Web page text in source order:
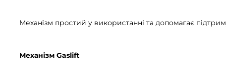
Механізм простий у використанні та допомагає
Механізм Gaslift